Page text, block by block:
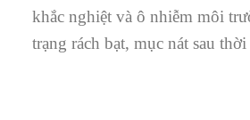
khắc nghiệt và ô nhiễm môi
trạng rách bạt, mục nát sau